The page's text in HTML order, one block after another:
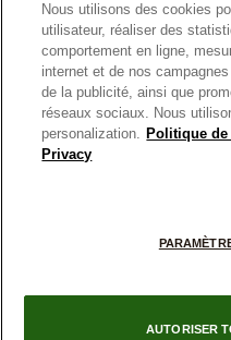
Politique de confidentialité
Protection des données
Conditions générales de vente
Conditions générales de vente
Plateforme ODR
FRANCE France
© TOUS DROITS
Nous utilisons des cookies
utilisateur, réaliser des
comportement en ligne,
internet et de nos
de la publicité, ainsi que
réseaux sociaux. Nous
personalization. Politique
Privacy
AUTORISER